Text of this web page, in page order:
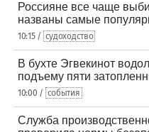
Россияне все чаще
названы самые
10:15 / судоходство
В бухте Эгвекинот
подъему пяти
10:00 / события
Служба